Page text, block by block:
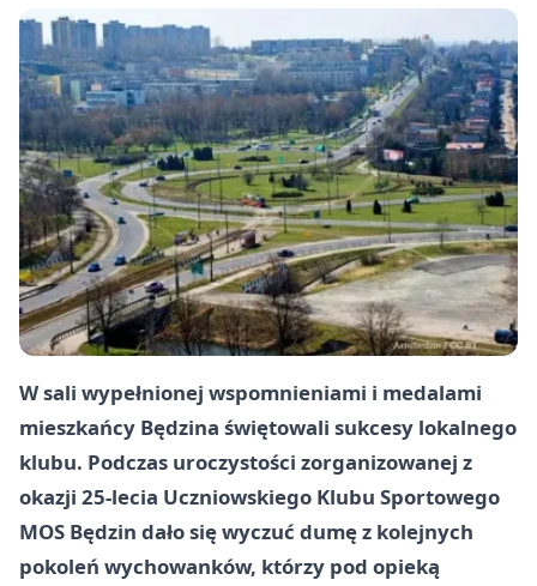
W sali wypełnionej wspomnieniami i medalami
mieszkańcy Będzina świętowali sukcesy lokalnego
klubu. Podczas uroczystości zorganizowanej z
okazji 25-lecia Uczniowskiego Klubu Sportowego
MOS Będzin dało się wyczuć dumę z kolejnych
pokoleń wychowanków, którzy pod opieką